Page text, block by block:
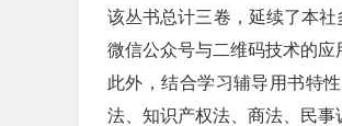
该丛书总计三卷，延续了本
微信公众号与二维码技术的应
此外，结合学习辅导用书特
法、知识产权法、商法、民事